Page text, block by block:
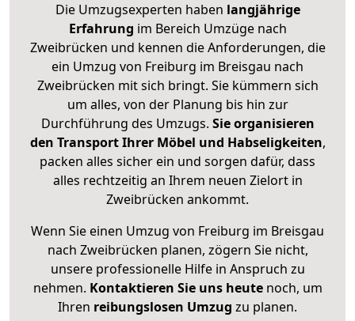
Die Umzugsexperten haben langjährige
Erfahrung im Bereich Umzüge nach
Zweibrücken und kennen die Anforderungen, die
ein Umzug von Freiburg im Breisgau nach
Zweibrücken mit sich bringt. Sie kümmern sich
um alles, von der Planung bis hin zur
Durchführung des Umzugs. Sie organisieren
den Transport Ihrer Möbel und Habseligkeiten,
packen alles sicher ein und sorgen dafür, dass
alles rechtzeitig an Ihrem neuen Zielort in
Zweibrücken ankommt.
Wenn Sie einen Umzug von Freiburg im Breisgau
nach Zweibrücken planen, zögern Sie nicht,
unsere professionelle Hilfe in Anspruch zu
nehmen. Kontaktieren Sie uns heutenoch, um
Ihren reibungslosen Umzug zu planen.